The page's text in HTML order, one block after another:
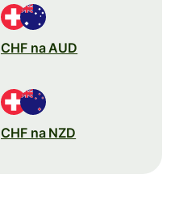
CHF na AUD
CHF na NZD